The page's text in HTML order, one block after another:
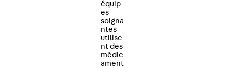
équip
es
soigna
ntes
utilise
nt des
médic
ament